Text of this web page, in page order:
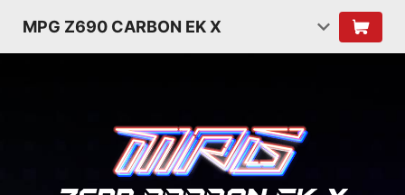
MPG Z690 CARBON EK X